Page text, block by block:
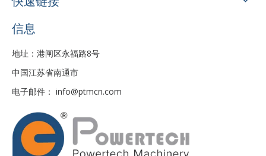
信息
地址：港闸区永福路8号
中国江苏省南通市
电子邮件： info@ptmcn.com